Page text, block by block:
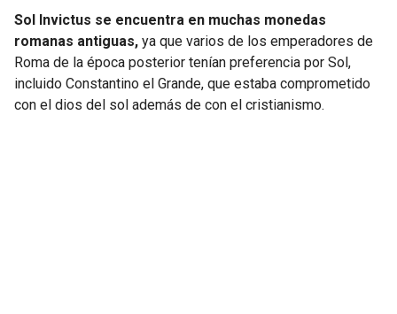
Sol Invictus se encuentra en muchas monedas
romanas antiguas, ya que varios de los emperadores de
Roma de la época posterior tenían preferencia por Sol,
incluido Constantino el Grande, que estaba comprometido
con el dios del sol además de con el cristianismo.